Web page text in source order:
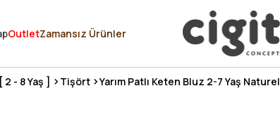
OutletZamansız Ürünler
2 - 8 Yaş ] Tişört Yarım Patlı Keten Bluz 2-7 Yaş Naturel